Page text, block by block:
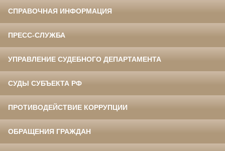
СПРАВОЧНАЯ ИНФОРМАЦИЯ
ПРЕСС-СЛУЖБА
УПРАВЛЕНИЕ СУДЕБНОГО ДЕПАРТАМЕНТА
СУДЫ СУБЪЕКТА РФ
ПРОТИВОДЕЙСТВИЕ КОРРУПЦИИ
ОБРАЩЕНИЯ ГРАЖДАН